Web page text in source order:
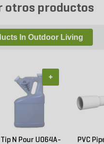
otros productos
In Outdoor Living
Tip N Pour U064A-
+
PVC